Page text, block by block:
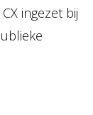
ingezet bij